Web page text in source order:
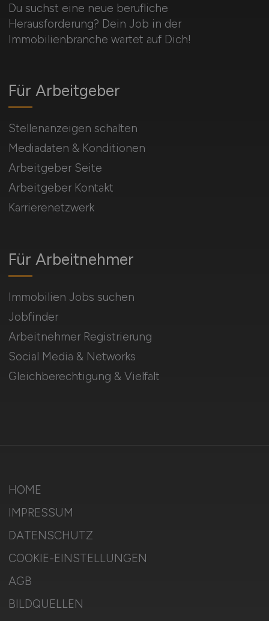
Du suchst eine neue berufliche
Herausforderung? Dein Job in der
Immobilienbranche wartet auf Dich!
Für Arbeitnehmer
Immobilien Jobs suchen
Jobfinder
Arbeitnehmer Registrierung
Social Media & Networks
Gleichberechtigung & Vielfalt
Für Arbeitgeber
Stellenanzeigen schalten
Mediadaten & Konditionen
Arbeitgeber Seite
Arbeitgeber Kontakt
Karrierenetzwerk
HOME
IMPRESSUM
DATENSCHUTZ
COOKIE-EINSTELLUNGEN
AGB
BILDQUELLEN